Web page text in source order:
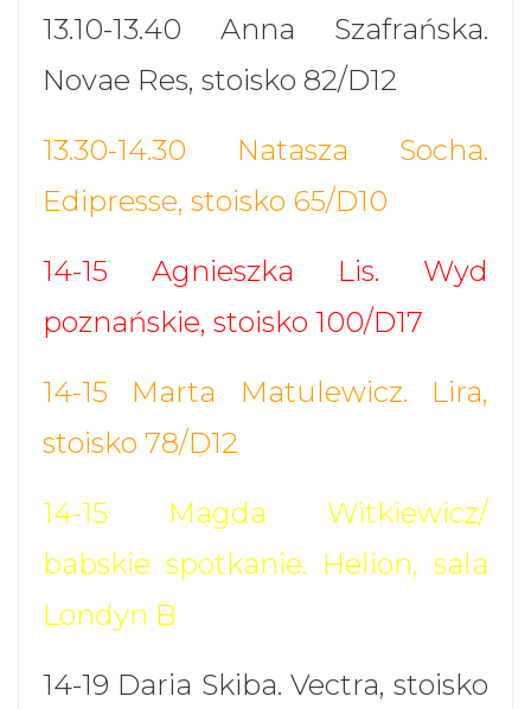
13.10-13.40 Anna Szafrańska.
Novae Res, stoisko 82/D12
13.30-14.30 Natasza Socha.
Edipresse, stoisko 65/D10
14-15 Agnieszka Lis. Wyd
poznańskie, stoisko 100/D17
14-15 Marta Matulewicz. Lira,
stoisko 78/D12
14-15 Magda Witkiewicz/
babskie spotkanie. Helion, sala
Londyn B
14-19 Daria Skiba. Vectra, stoisko